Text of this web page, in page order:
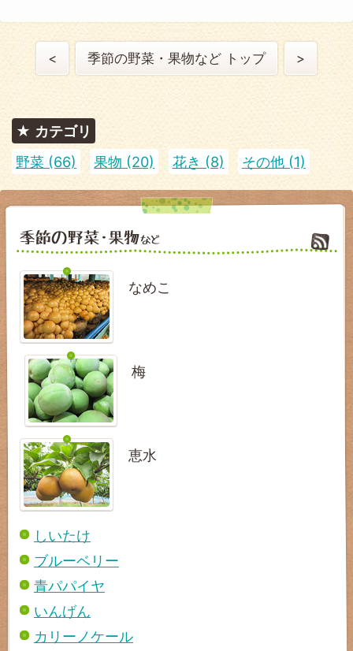
< 季節の野菜・果物など トップ >
カテゴリ
野菜 (66)
果物 (20) 花き (8) その他 (1)
なめこ
梅
恵水
しいたけ
ブルーベリー
青パパイヤ
いんげん
カリーノケール